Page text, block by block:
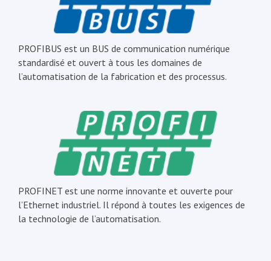
PROFIBUS est un BUS de communication numérique
standardisé et ouvert à tous les domaines de
l’automatisation de la fabrication et des processus.
PROFINET est une norme innovante et ouverte pour
l’Ethernet industriel. Il répond à toutes les exigences de
la technologie de l’automatisation.